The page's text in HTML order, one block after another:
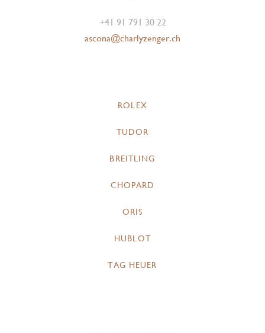
+41 91 791 30 22
ascona@charlyzenger.ch
ROLEX
TUDOR
BREITLING
CHOPARD
ORIS
HUBLOT
TAG HEUER